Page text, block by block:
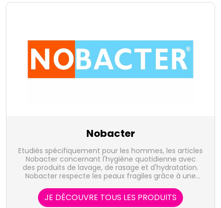
Nobacter
Etudiés spécifiquement pour les hommes, les articles
Nobacter concernant l'hygiène quotidienne avec
des produits de lavage, de rasage et d'hydratation.
Nobacter respecte les peaux fragiles grâce à une
hypoallergénique.
JE DÉCOUVRE TOUS LES PRODUITS